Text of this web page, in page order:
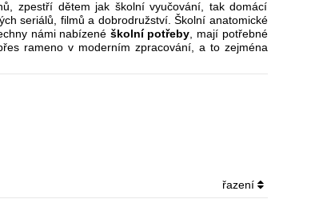
zpestří dětem jak školní vyučování, tak domácí
seriálů, filmů a dobrodružství. Školní anatomické
námi nabízené školní potřeby, mají potřebné
rameno v moderním zpracování, a to zejména
řazení